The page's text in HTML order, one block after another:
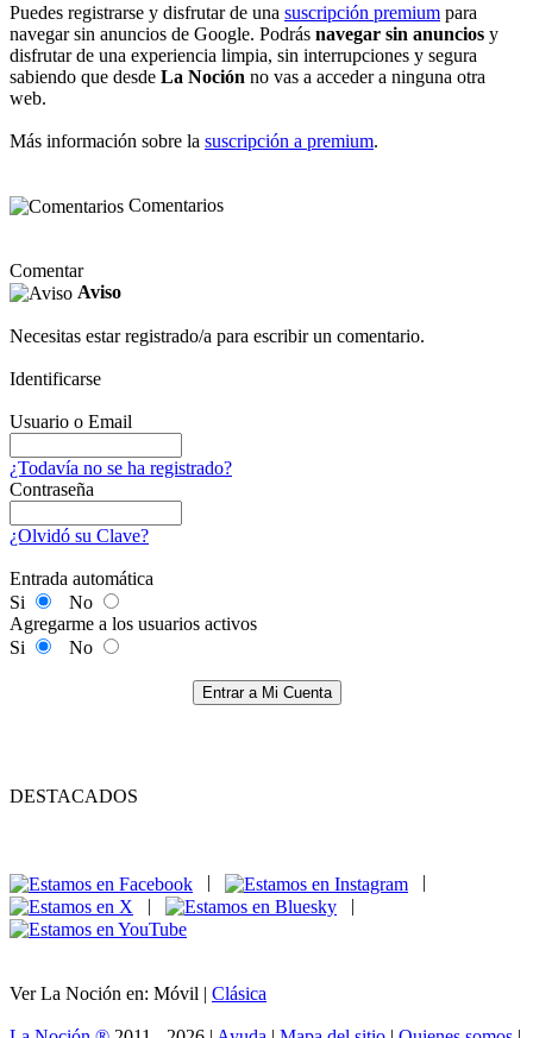
Puedes registrarse y disfrutar de una suscripción premium para
navegar sin anuncios de Google. Podrás navegar sin anuncios y
disfrutar de una experiencia limpia, sin interrupciones y segura
sabiendo que desde La Noción no vas a acceder a ninguna otra
web.
Más información sobre la suscripción a premium.
Comentarios
Comentar
Aviso
Necesitas estar registrado/a para escribir un comentario.
Identificarse
Usuario o Email
¿Todavía no se ha registrado?
Contraseña
¿Olvidó su Clave?
Entrada automática
Si
No
Agregarme a los usuarios activos
Si
No
Entrar a Mi Cuenta
DESTACADOS
|
|
Ver La Noción en: Móvil | Clásica